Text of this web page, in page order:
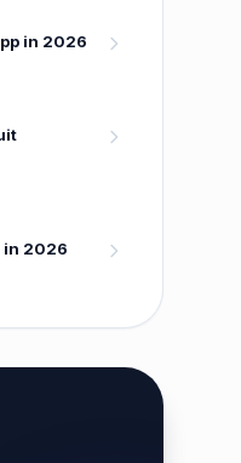
in 2026
in 2026